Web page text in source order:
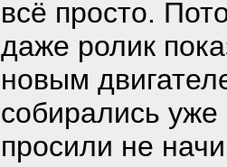
всё просто.
даже ролик
новым
собирались уже
просили не